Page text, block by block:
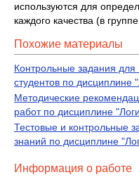
используются для
каждого качества (в
Похожие материалы
Контрольные задания для
студентов по дисциплине
Методические
работ по дисциплине
Тестовые и контрольные
знаний по дисциплине
Информация о работе